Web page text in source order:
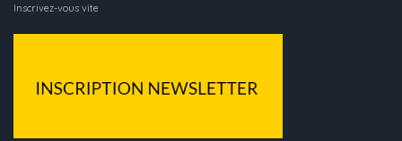
Inscrivez-vous vite